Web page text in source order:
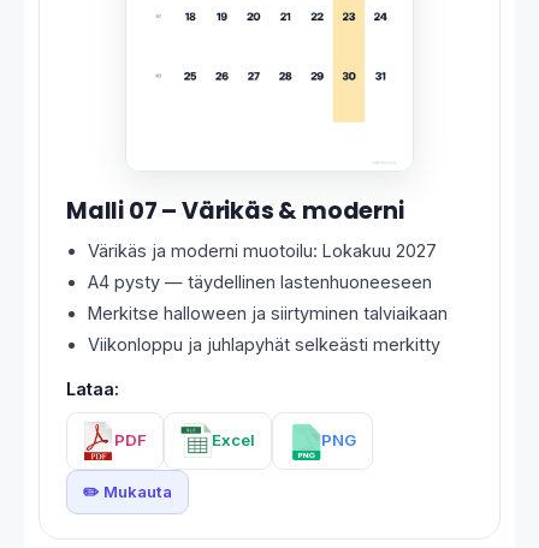
Malli 07 – Värikäs & moderni
Värikäs ja moderni muotoilu: Lokakuu 2027
A4 pysty — täydellinen lastenhuoneeseen
Merkitse halloween ja siirtyminen talviaikaan
Viikonloppu ja juhlapyhät selkeästi merkitty
Lataa:
PDF Excel PNG
✏️ Mukauta